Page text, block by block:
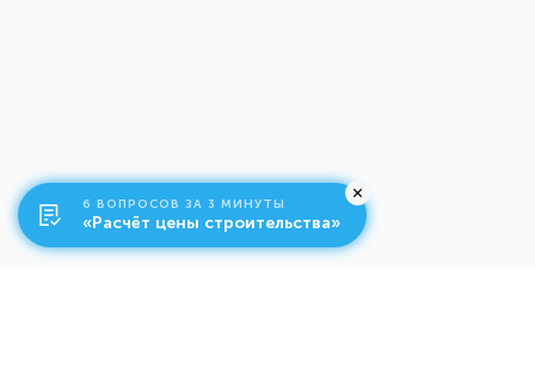
6 ВОПРОСОВ ЗА 3 МИНУТЫ
«Расчёт цены строительства»